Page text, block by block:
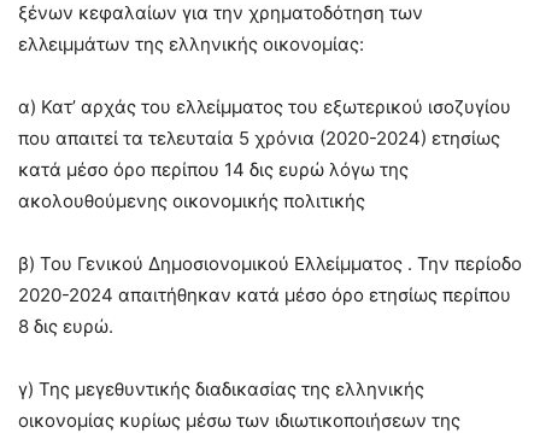
ξένων κεφαλαίων για την χρηματοδότηση των
ελλειμμάτων της ελληνικής οικονομίας:
α) Κατ’ αρχάς του ελλείμματος του εξωτερικού ισοζυγίου
που απαιτεί τα τελευταία 5 χρόνια (2020-2024) ετησίως
κατά μέσο όρο περίπου 14 δις ευρώ λόγω της
ακολουθούμενης οικονομικής πολιτικής
β) Του Γενικού Δημοσιονομικού Ελλείμματος . Την περίοδο
2020-2024 απαιτήθηκαν κατά μέσο όρο ετησίως περίπου
8 δις ευρώ.
γ) Της μεγεθυντικής διαδικασίας της ελληνικής
οικονομίας κυρίως μέσω των ιδιωτικοποιήσεων της